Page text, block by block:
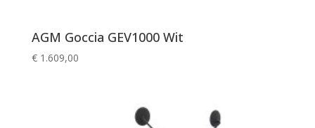
AGM Goccia GEV1000 Wit
€1.609,00